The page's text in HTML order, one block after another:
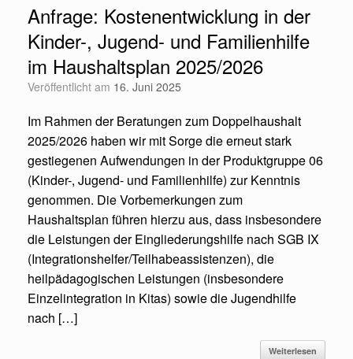
Anfrage: Kostenentwicklung in der
Kinder-, Jugend- und Familienhilfe
im Haushaltsplan 2025/2026
Veröffentlicht am 16. Juni 2025
Im Rahmen der Beratungen zum Doppelhaushalt
2025/2026 haben wir mit Sorge die erneut stark
gestiegenen Aufwendungen in der Produktgruppe 06
(Kinder-, Jugend- und Familienhilfe) zur Kenntnis
genommen. Die Vorbemerkungen zum
Haushaltsplan führen hierzu aus, dass insbesondere
die Leistungen der Eingliederungshilfe nach SGB IX
(Integrationshelfer/Teilhabeassistenzen), die
heilpädagogischen Leistungen (insbesondere
Einzelintegration in Kitas) sowie die Jugendhilfe
nach […]
Weiterlesen